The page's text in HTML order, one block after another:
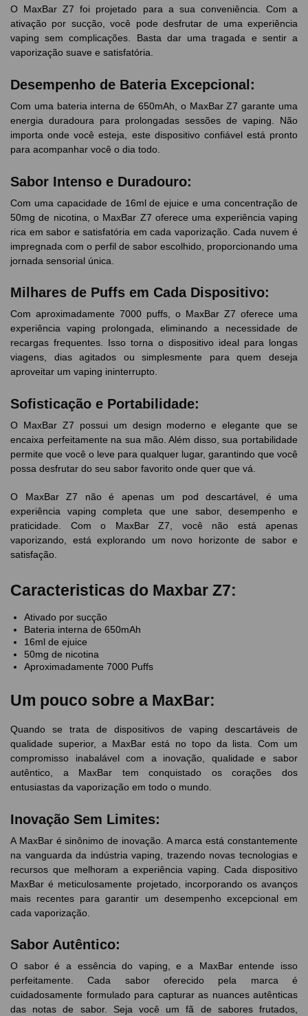
O MaxBar Z7 foi projetado para a sua conveniência. Com a
ativação por sucção, você pode desfrutar de uma experiência
vaping sem complicações. Basta dar uma tragada e sentir a
vaporização suave e satisfatória.
Desempenho de Bateria Excepcional:
Com uma bateria interna de 650mAh, o MaxBar Z7 garante uma
energia duradoura para prolongadas sessões de vaping. Não
importa onde você esteja, este dispositivo confiável está pronto
para acompanhar você o dia todo.
Sabor Intenso e Duradouro:
Com uma capacidade de 16ml de ejuice e uma concentração de
50mg de nicotina, o MaxBar Z7 oferece uma experiência vaping
rica em sabor e satisfatória em cada vaporização. Cada nuvem é
impregnada com o perfil de sabor escolhido, proporcionando uma
jornada sensorial única.
Milhares de Puffs em Cada Dispositivo:
Com aproximadamente 7000 puffs, o MaxBar Z7 oferece uma
experiência vaping prolongada, eliminando a necessidade de
recargas frequentes. Isso torna o dispositivo ideal para longas
viagens, dias agitados ou simplesmente para quem deseja
aproveitar um vaping ininterrupto.
Sofisticação e Portabilidade:
O MaxBar Z7 possui um design moderno e elegante que se
encaixa perfeitamente na sua mão. Além disso, sua portabilidade
permite que você o leve para qualquer lugar, garantindo que você
possa desfrutar do seu sabor favorito onde quer que vá.
O MaxBar Z7 não é apenas um pod descartável, é uma
experiência vaping completa que une sabor, desempenho e
praticidade. Com o MaxBar Z7, você não está apenas
vaporizando, está explorando um novo horizonte de sabor e
satisfação.
Caracteristicas do Maxbar Z7:
Ativado por sucção
Bateria interna de 650mAh
16ml de ejuice
50mg de nicotina
Aproximadamente 7000 Puffs
Um pouco sobre a MaxBar:
Quando se trata de dispositivos de vaping descartáveis de
qualidade superior, a MaxBar está no topo da lista. Com um
compromisso inabalável com a inovação, qualidade e sabor
autêntico, a MaxBar tem conquistado os corações dos
entusiastas da vaporização em todo o mundo.
Inovação Sem Limites:
A MaxBar é sinônimo de inovação. A marca está constantemente
na vanguarda da indústria vaping, trazendo novas tecnologias e
recursos que melhoram a experiência vaping. Cada dispositivo
MaxBar é meticulosamente projetado, incorporando os avanços
mais recentes para garantir um desempenho excepcional em
cada vaporização.
Sabor Autêntico:
O sabor é a essência do vaping, e a MaxBar entende isso
perfeitamente. Cada sabor oferecido pela marca é
cuidadosamente formulado para capturar as nuances autênticas
das notas de sabor. Seja você um fã de sabores frutados,